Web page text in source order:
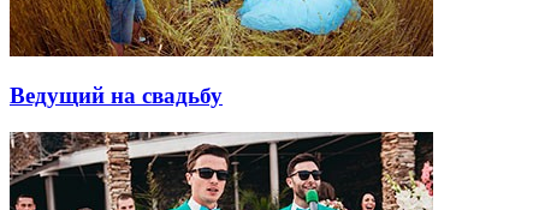
Ведущий на свадьбу